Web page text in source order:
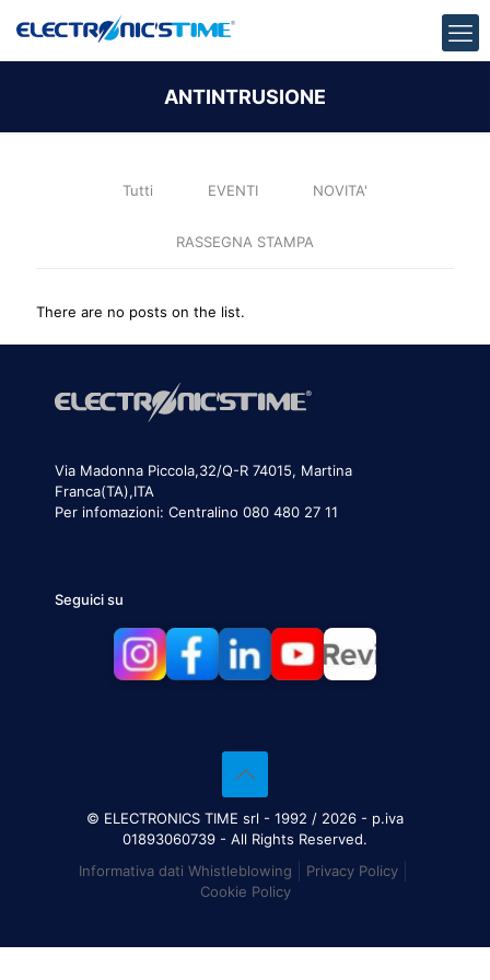
ANTINTRUSIONE
Tutti EVENTI NOVITA'
RASSEGNA STAMPA
There are no posts on the list.
Via Madonna Piccola,32/Q-R 74015, Martina
Franca(TA),ITA
Per infomazioni: Centralino 080 480 27 11
Seguici su
© ELECTRONICS TIME srl - 1992 / 2026 - p.iva
01893060739 - All Rights Reserved.
Informativa dati Whistleblowing
Privacy Policy
Cookie Policy